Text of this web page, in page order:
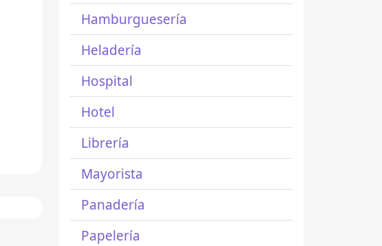
Hamburguesería
Heladería
Hospital
Hotel
Librería
Mayorista
Panadería
Papelería